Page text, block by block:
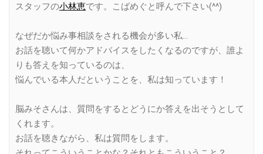
スタッフの小林恵です。こばめぐと呼んで下さい(^^)
なぜだか悩み事相談をされる機会が多い私…
お話を聴いて何かアドバイスをしたくなるのですが、誰よ
りも答えを知っているのは、
悩んでいる本人だということを、私は知っています！
脳みそさんは、質問をするとどうにか答えを出そうとして
くれます。
お話を聴きながら、私は質問をします。